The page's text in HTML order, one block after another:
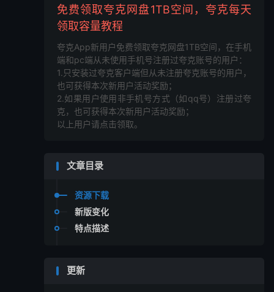
免费领取夸克网盘1TB空间，夸克每天
领取容量教程
夸克App新用户免费领取夸克网盘1TB空间，在手机
端和pc端从未使用手机号注册过夸克账号的用户：
1.只安装过夸克客户端但从未注册夸克账号的用户，
也可获得本次新用户活动奖励；
2.如果用户使用非手机号方式（如qq号）注册过夸
克，也可获得本次新用户活动奖励；
以上用户请点击领取。
文章目录
资源下载
新版变化
特点描述
更新